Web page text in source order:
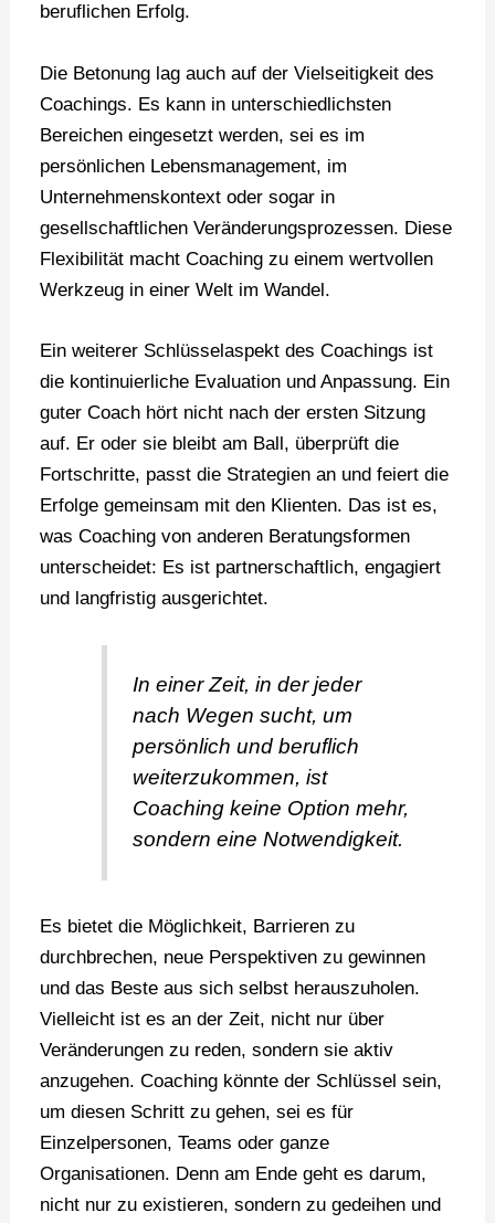
beruflichen Erfolg.
Die Betonung lag auch auf der Vielseitigkeit des
Coachings. Es kann in unterschiedlichsten
Bereichen eingesetzt werden, sei es im
persönlichen Lebensmanagement, im
Unternehmenskontext oder sogar in
gesellschaftlichen Veränderungsprozessen. Diese
Flexibilität macht Coaching zu einem wertvollen
Werkzeug in einer Welt im Wandel.
Ein weiterer Schlüsselaspekt des Coachings ist
die kontinuierliche Evaluation und Anpassung. Ein
guter Coach hört nicht nach der ersten Sitzung
auf. Er oder sie bleibt am Ball, überprüft die
Fortschritte, passt die Strategien an und feiert die
Erfolge gemeinsam mit den Klienten. Das ist es,
was Coaching von anderen Beratungsformen
unterscheidet: Es ist partnerschaftlich, engagiert
und langfristig ausgerichtet.
In einer Zeit, in der jeder
nach Wegen sucht, um
persönlich und beruflich
weiterzukommen, ist
Coaching keine Option mehr,
sondern eine Notwendigkeit.
Es bietet die Möglichkeit, Barrieren zu
durchbrechen, neue Perspektiven zu gewinnen
und das Beste aus sich selbst herauszuholen.
Vielleicht ist es an der Zeit, nicht nur über
Veränderungen zu reden, sondern sie aktiv
anzugehen. Coaching könnte der Schlüssel sein,
um diesen Schritt zu gehen, sei es für
Einzelpersonen, Teams oder ganze
Organisationen. Denn am Ende geht es darum,
nicht nur zu existieren, sondern zu gedeihen und